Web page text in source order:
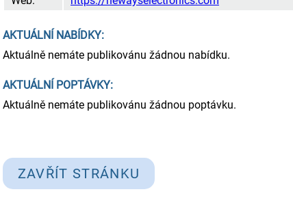
AKTUÁLNÍ NABÍDKY:
Aktuálně nemáte publikovánu žádnou nabídku.
AKTUÁLNÍ POPTÁVKY:
Aktuálně nemáte publikovánu žádnou poptávku.
ZAVŘÍT STRÁNKU